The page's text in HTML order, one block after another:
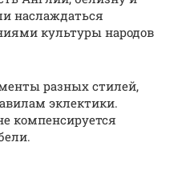
наслаждаться
культуры народов
разных стилей,
эклектики.
компенсируется